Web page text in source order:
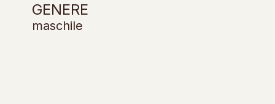
GENERE
maschile